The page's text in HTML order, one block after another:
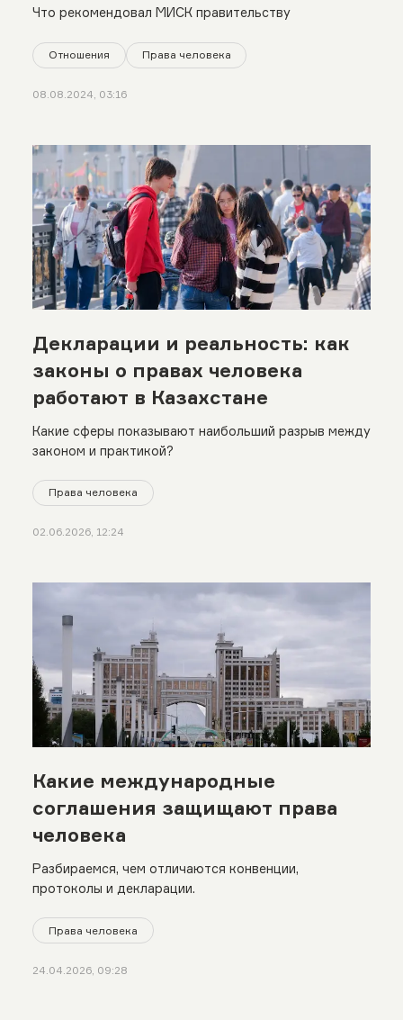
Что рекомендовал МИСК правительству
Отношения Права человека
08.08.2024, 03:16
Декларации и реальность: как
законы о правах человека
работают в Казахстане
Какие сферы показывают наибольший разрыв между
законом и практикой?
Права человека
02.06.2026, 12:24
Какие международные
соглашения защищают права
человека
Разбираемся, чем отличаются конвенции,
протоколы и декларации.
Права человека
24.04.2026, 09:28